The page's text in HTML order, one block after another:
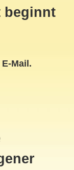
beginnt
Mail.